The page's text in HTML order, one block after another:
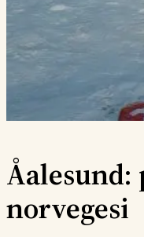
norvegesi